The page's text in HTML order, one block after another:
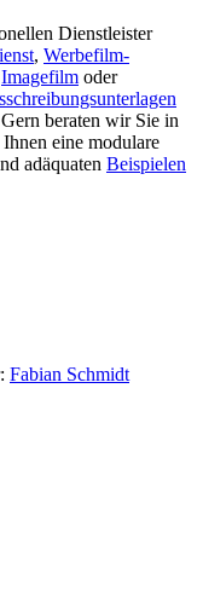
Dienstleister
, Werbefilm-
Imagefilm oder
beraten wir Sie in
eine modulare
adäquaten Beispielen
Fabian Schmidt